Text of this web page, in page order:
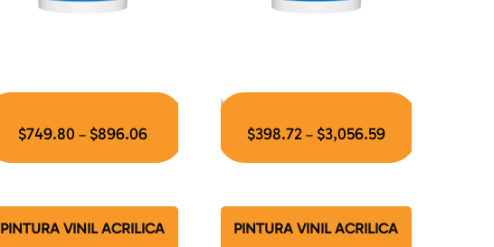
$749.80 – $896.06 $398.72– $3,056.59
PINTURA VINIL ACRILICA
PINTURA VINIL ACRILICA